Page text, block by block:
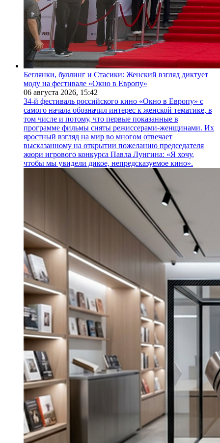
Беглянки, буллинг и Стасики: Женский взгляд диктует
моду на фестивале «Окно в Европу»
06 августа 2026, 15:42
34-й фестиваль российского кино «Окно в Европу» с
самого начала обозначил интерес к женской тематике, в
том числе и потому, что первые показанные в
программе фильмы сняты режиссерами-женщинами. Их
яростный взгляд на мир во многом отвечает
высказанному на открытии пожеланию председателя
жюри игрового конкурса Павла Лунгина: «Я хочу,
чтобы мы увидели дикое, непредсказуемое кино».